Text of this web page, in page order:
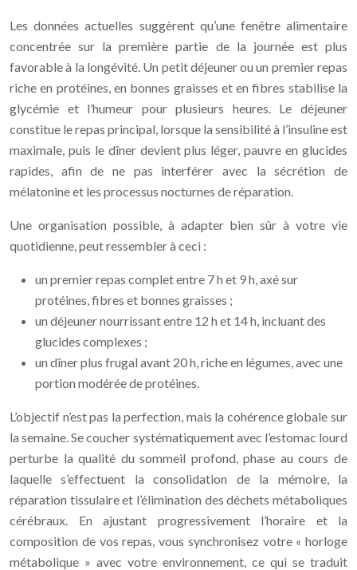
Les données actuelles suggèrent qu’une fenêtre alimentaire
concentrée sur la première partie de la journée est plus
favorable à la longévité. Un petit déjeuner ou un premier repas
riche en protéines, en bonnes graisses et en fibres stabilise la
glycémie et l’humeur pour plusieurs heures. Le déjeuner
constitue le repas principal, lorsque la sensibilité à l’insuline est
maximale, puis le dîner devient plus léger, pauvre en glucides
rapides, afin de ne pas interférer avec la sécrétion de
mélatonine et les processus nocturnes de réparation.
Une organisation possible, à adapter bien sûr à votre vie
quotidienne, peut ressembler à ceci :
un premier repas complet entre 7 h et 9 h, axé sur
protéines, fibres et bonnes graisses ;
un déjeuner nourrissant entre 12 h et 14 h, incluant des
glucides complexes ;
un dîner plus frugal avant 20 h, riche en légumes, avec une
portion modérée de protéines.
L’objectif n’est pas la perfection, mais la cohérence globale sur
la semaine. Se coucher systématiquement avec l’estomac lourd
perturbe la qualité du sommeil profond, phase au cours de
laquelle s’effectuent la consolidation de la mémoire, la
réparation tissulaire et l’élimination des déchets métaboliques
cérébraux. En ajustant progressivement l’horaire et la
composition de vos repas, vous synchronisez votre « horloge
métabolique » avec votre environnement, ce qui se traduit